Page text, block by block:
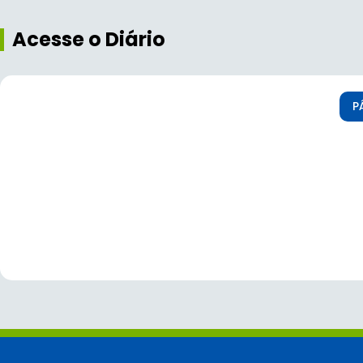
Acesse o Diário